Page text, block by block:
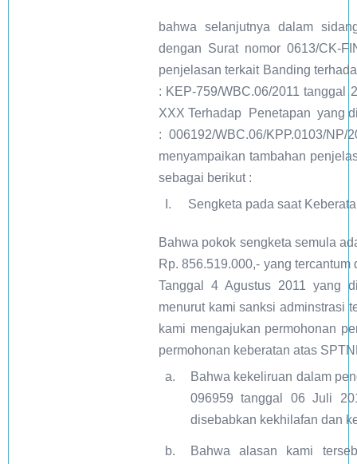
bahwa selanjutnya dalam
dengan Surat nomor 0613/CK-
penjelasan terkait Banding
: KEP-759/WBC.06/2011 tanggal
XXX Terhadap Penetapan yang
: 006192/WBC.06/KPP.0103/
menyampaikan tambahan
sebagai berikut :
I.
Sengketa pada saat
Bahwa pokok sengketa semula
Rp. 856.519.000,- yang
Tanggal 4 Agustus 2011 yang
menurut kami sanksi adminstrasi
kami mengajukan permohonan
permohonan keberatan atas
a.
Bahwa kekeliruan dalam
096959 tanggal 06 Juli
disebabkan kekhilafan dan
b.
Bahwa alasan kami